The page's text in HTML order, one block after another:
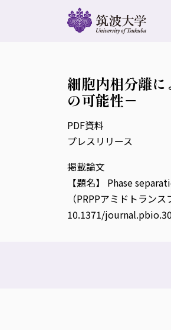
細胞内相分離
の可能性－
PDF資料
プレスリリース
掲載論文
【題名】 Phase
（PRPPアミドトラン
10.1371/